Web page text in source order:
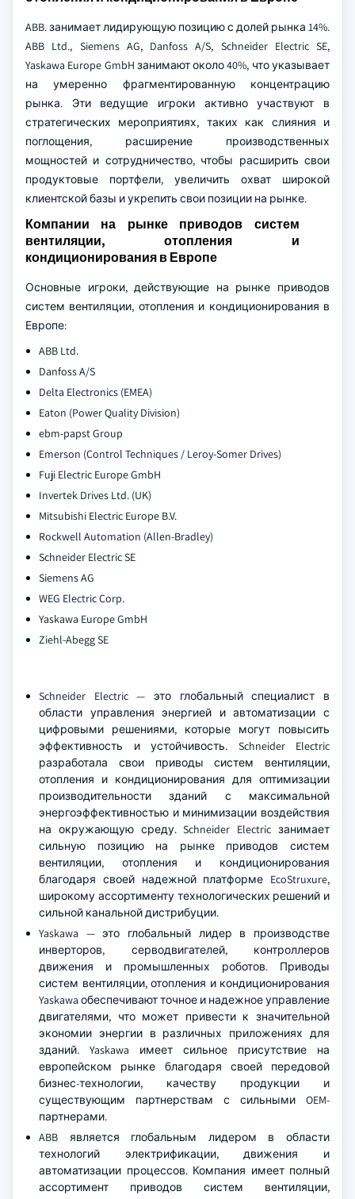
ABB. занимает лидирующую позицию с долей рынка 14%.
ABB Ltd., Siemens AG, Danfoss A/S, Schneider Electric SE,
Yaskawa Europe GmbH занимают около 40%, что указывает
на умеренно фрагментированную концентрацию
рынка. Эти ведущие игроки активно участвуют в
стратегических мероприятиях, таких как слияния и
поглощения, расширение производственных
мощностей и сотрудничество, чтобы расширить свои
продуктовые портфели, увеличить охват широкой
клиентской базы и укрепить свои позиции на рынке.
Компании на рынке приводов систем
вентиляции, отопления и
кондиционирования в Европе
Основные игроки, действующие на рынке приводов
систем вентиляции, отопления и кондиционирования в
Европе:
ABB Ltd.
Danfoss A/S
Delta Electronics (EMEA)
Eaton (Power Quality Division)
ebm-papst Group
Emerson (Control Techniques / Leroy-Somer Drives)
Fuji Electric Europe GmbH
Invertek Drives Ltd. (UK)
Mitsubishi Electric Europe B.V.
Rockwell Automation (Allen-Bradley)
Schneider Electric SE
Siemens AG
WEG Electric Corp.
Yaskawa Europe GmbH
Ziehl-Abegg SE
Schneider Electric — это глобальный специалист в
области управления энергией и автоматизации с
цифровыми решениями, которые могут повысить
эффективность и устойчивость. Schneider Electric
разработала свои приводы систем вентиляции,
отопления и кондиционирования для оптимизации
производительности зданий с максимальной
энергоэффективностью и минимизации воздействия
на окружающую среду. Schneider Electric занимает
сильную позицию на рынке приводов систем
вентиляции, отопления и кондиционирования
благодаря своей надежной платформе EcoStruxure,
широкому ассортименту технологических решений и
сильной канальной дистрибуции.
Yaskawa — это глобальный лидер в производстве
инверторов, серводвигателей, контроллеров
движения и промышленных роботов. Приводы
систем вентиляции, отопления и кондиционирования
Yaskawa обеспечивают точное и надежное управление
двигателями, что может привести к значительной
экономии энергии в различных приложениях для
зданий. Yaskawa имеет сильное присутствие на
европейском рынке благодаря своей передовой
бизнес-технологии, качеству продукции и
существующим партнерствам с сильными OEM-
партнерами.
ABB является глобальным лидером в области
технологий электрификации, движения и
автоматизации процессов. Компания имеет полный
ассортимент приводов систем вентиляции,